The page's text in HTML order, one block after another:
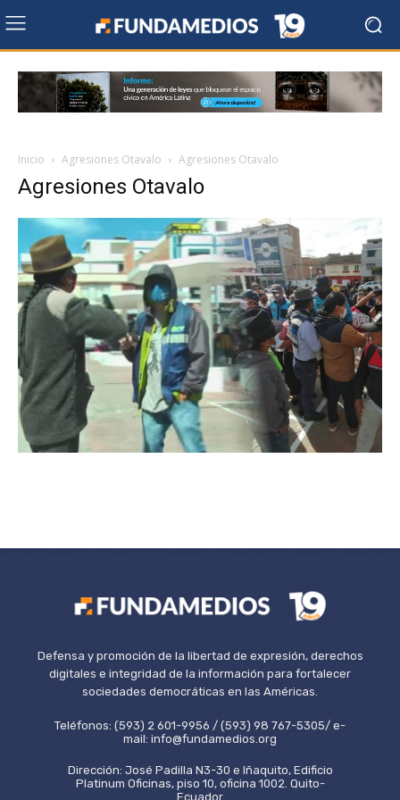
Inicio Agresiones Otavalo Agresiones Otavalo
Agresiones Otavalo
Defensa y promoción de la libertad de expresión, derechos
digitales e integridad de la información para fortalecer
sociedades democráticas en las Américas.
Teléfonos: (593) 2 601-9956 / (593) 98 767-5305/ e-
mail: info@fundamedios.org
Dirección: José Padilla N3-30 e Iñaquito, Edificio
Platinum Oficinas, piso 10, oficina 1002. Quito-
Ecuador